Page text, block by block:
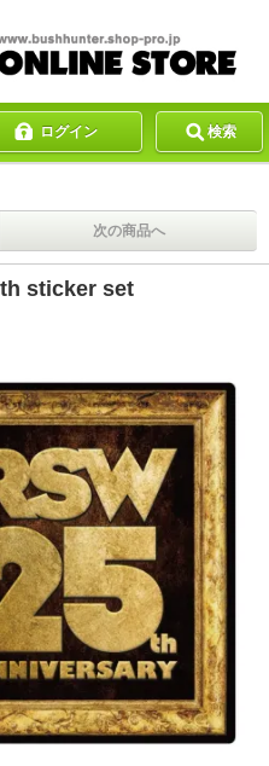
ログイン 検索
次の商品へ
sticker set